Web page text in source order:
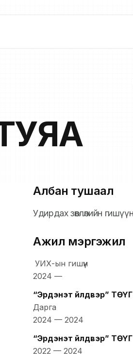
Албан тушаал
Удирдах зөвлөлийн
Ажил мэргэжил
УИХ-ын гишүүн
2024 —
“Эрдэнэт үйлдвэр” ТӨҮГ
Дарга
2024 — 2024
“Эрдэнэт үйлдвэр” ТӨҮГ
2022 — 2024